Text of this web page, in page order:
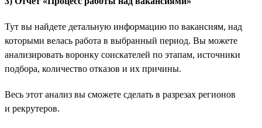
Тут вы найдете детальную информацию по вакансиям, над
которыми велась работа в выбранный период. Вы можете
анализировать воронку соискателей по этапам, источники
подбора, количество отказов и их причины.
Весь этот анализ вы сможете сделать в разрезах регионов
и рекрутеров.